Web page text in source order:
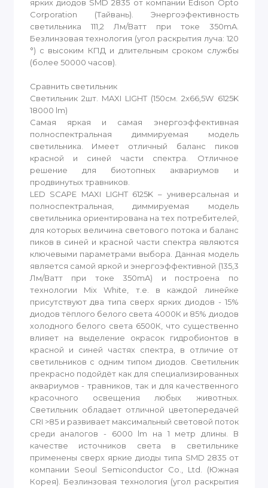
ярких диодов SMD 2835 от компании Edison Opto
Corporation (Тайвань). Энергоэфективность
светильника 111,2 Лм/Ватт при токе 350mA.
Безлинзовая технология (угол раскрытия луча: 120
°) с высоким КПД и длительным сроком службы
(более 50000 часов).
Сравнить светильник
Светильник 2шт. MAXI LIGHT (150см. 2x66,5W 6125K
18000 lm)
Самая яркая и самая энергоэффективная
полноспектральная диммируемая модель
светильника. Имеет отличный баланс пиков
красной и синей части спектра. Отличное
решение для биотопных аквариумов и
продвинутых травников.
LED SCAPE MAXI LIGHT 6125K – универсальная и
полноспектральная, диммируемая модель
светильника ориентирована на тех потребителей,
для которых величина светового потока и баланс
пиков в синей и красной части спектра являются
ключевыми параметрами выбора. Данная модель
является самой яркой и энергоэффективной (135,3
Лм/Ватт при токе 350mA) и построена по
технологии Mix White, т.е. в каждой линейке
присутствуют два типа сверх ярких диодов - 15%
диодов тёплого белого света 4000К и 85% диодов
холодного белого света 6500К, что существенно
влияет на выделение окрасок гидробионтов в
красной и синей частях спектра, в отличие от
светильников с одним типом диодов. Светильник
прекрасно подойдёт как для специализированных
аквариумов - травников, так и для качественного
красочного освещения любых животных.
Светильник обладает отличной цветопередачей
CRI >85 и развивает максимальный световой поток
среди аналогов - 6000 lm на 1 метр длины. В
качестве источников света в светильнике
применены сверх яркие диоды типа SMD 2835 от
компании Seoul Semiconductor Co., Ltd. (Южная
Корея). Безлинзовая технология (угол раскрытия